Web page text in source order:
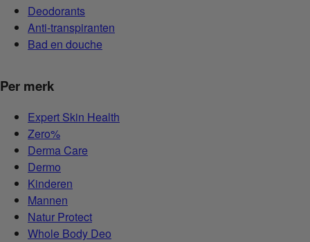
Deodorants
Anti-transpiranten
Bad en douche
Per merk
Expert Skin Health
Zero%
Derma Care
Dermo
Kinderen
Mannen
Natur Protect
Whole Body Deo